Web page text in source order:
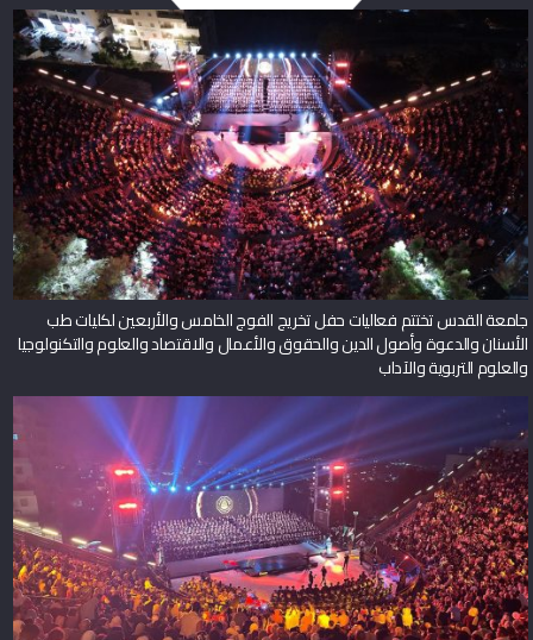
جامعة القدس تختتم فعاليات حفل تخريج الفوج الخامس والأربعين لكليات طب
الأسنان والدعوة وأصول الدين والحقوق والأعمال والاقتصاد والعلوم والتكنولوجيا
والعلوم التربوية والآداب